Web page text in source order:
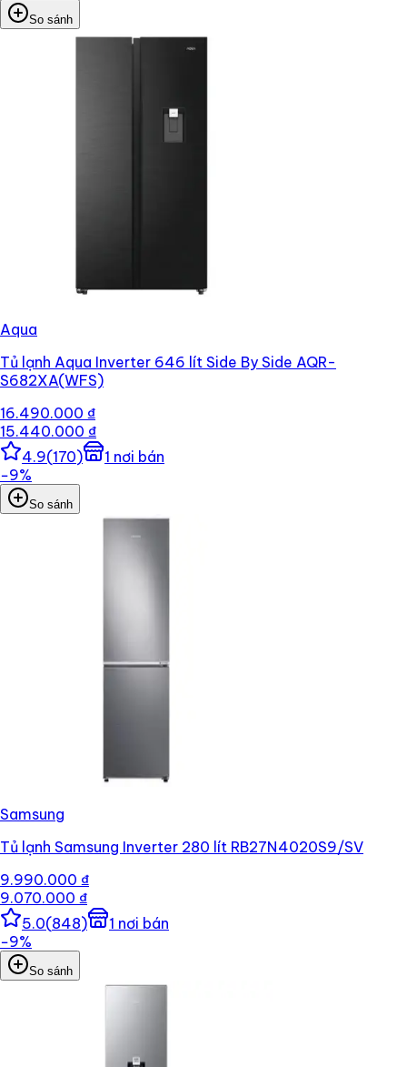
So sánh
Aqua
Tủ lạnh Aqua Inverter 646 lít Side By Side AQR-
S682XA(WFS)
16.490.000 ₫
15.440.000 ₫
4.9(170) 1 nơi bán
−9%
So sánh
Samsung
Tủ lạnh Samsung Inverter 280 lít RB27N4020S9/SV
9.990.000 ₫
9.070.000 ₫
5.0(848) 1 nơi bán
−9%
So sánh